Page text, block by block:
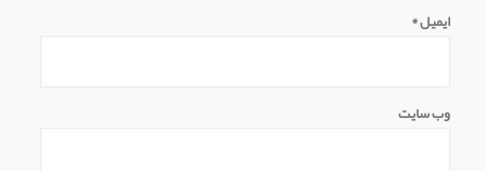
ایمیل*
وب‌ سایت